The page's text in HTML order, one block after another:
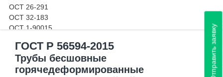
ОСТ 26-291
ОСТ 32-183
ОСТ 1-90015
ОСТ 1-92014
ОСТ 1-92041
ОСТ 1-92048
ГОСТ Р 56594-2015
Трубы бесшовные
горячедеформированные
Отправить заявку